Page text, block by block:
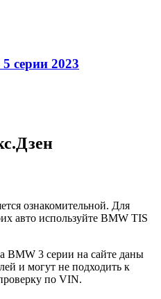
серии 2023
ознакомительной. Для
авто используйте BMW TIS
BMW 3 серии на сайте даны
и могут не подходить к
по VIN.